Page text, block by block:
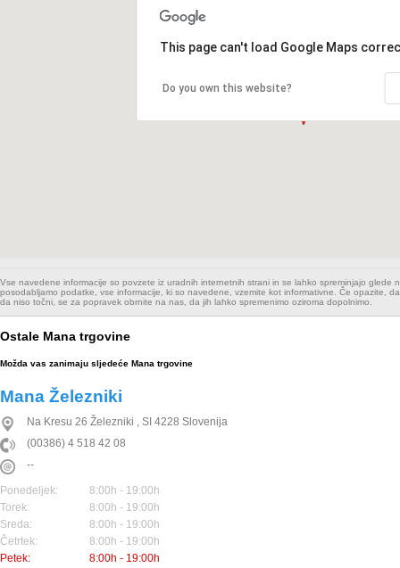
This page can't load Google Maps
Do you own this website?
Vse navedene informacije so povzete iz uradnih internetnih strani in se lahko spreminjajo glede
posodabljamo podatke, vse informacije, ki so navedene, vzemite kot informativne. Če opazite,
da niso točni, se za popravek obrnite na nas, da jih lahko spremenimo oziroma dopolnimo.
Ostale Mana trgovine
Možda vas zanimaju sljedeće Mana trgovine
Mana Železniki
Na Kresu 26 Železniki , SI 4228 Slovenija
(00386) 4 518 42 08
--
Ponedeljek:
8:00h - 19:00h
Torek:
8:00h - 19:00h
Sreda:
8:00h - 19:00h
Četrtek:
8:00h - 19:00h
Petek:
8:00h - 19:00h